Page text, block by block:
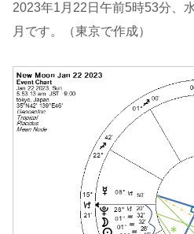
2023年1月22日午前5時53分、
月です。（東京で作成）